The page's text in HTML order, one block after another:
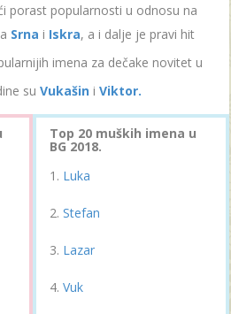
porast popularnosti u odnosu na
Srna i Iskra, a i dalje je pravi hit
imena za dečake novitet u
su Vukašin i Viktor.
Top 20 muških imena u
BG 2018.
Luka
Stefan
Lazar
Vuk